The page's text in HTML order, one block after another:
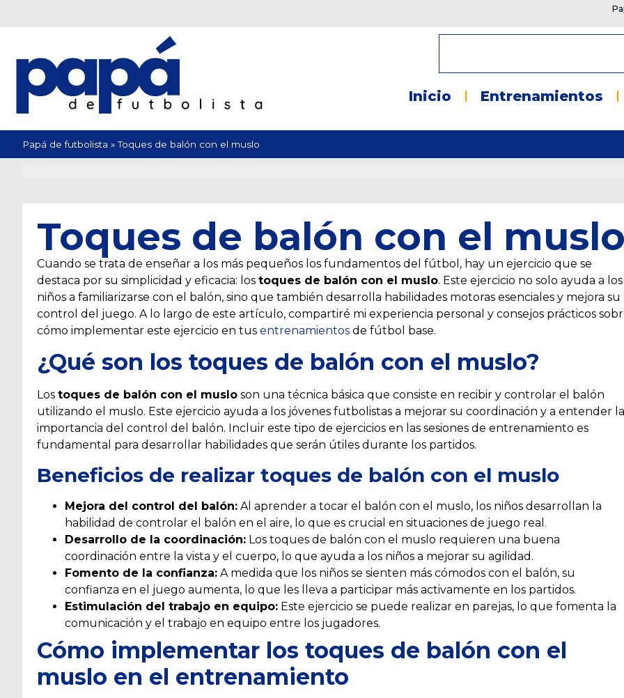
Inicio Entrenamientos
Papá de futbolista »Toques de balón con el muslo
Toques de balón con el
Cuando se trata de enseñar a los más pequeños los fundamentos del fútbol, hay un ejercicio que se
destaca por su simplicidad y eficacia: los toques de balón con el muslo. Este ejercicio no solo ayuda a los
niños a familiarizarse con el balón, sino que también desarrolla habilidades motoras esenciales y mejora su
control del juego. A lo largo de este artículo, compartiré mi experiencia personal y consejos prácticos
cómo implementar este ejercicio en tus entrenamientos de fútbol base.
¿Qué son los toques de balón con el muslo?
Los toques de balón con el muslo son una técnica básica que consiste en recibir y controlar el balón
utilizando el muslo. Este ejercicio ayuda a los jóvenes futbolistas a mejorar su coordinación y a entender la
importancia del control del balón. Incluir este tipo de ejercicios en las sesiones de entrenamiento es
fundamental para desarrollar habilidades que serán útiles durante los partidos.
Beneficios de realizar toques de balón con el muslo
Mejora del control del balón: Al aprender a tocar el balón con el muslo, los niños desarrollan la
habilidad de controlar el balón en el aire, lo que es crucial en situaciones de juego real.
Desarrollo de la coordinación: Los toques de balón con el muslo requieren una buena
coordinación entre la vista y el cuerpo, lo que ayuda a los niños a mejorar su agilidad.
Fomento de la confianza: A medida que los niños se sienten más cómodos con el balón, su
confianza en el juego aumenta, lo que les lleva a participar más activamente en los partidos.
Estimulación del trabajo en equipo: Este ejercicio se puede realizar en parejas, lo que fomenta la
comunicación y el trabajo en equipo entre los jugadores.
Cómo implementar los toques de balón con el
muslo en el entrenamiento